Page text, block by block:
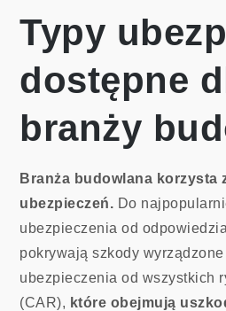
Typy
dostępne
branży
Branża budowlana korzysta
ubezpieczeń. Do
ubezpieczenia od
pokrywają szkody
ubezpieczenia od wszystkich
(CAR), które obejmują